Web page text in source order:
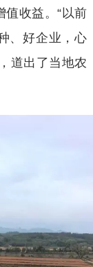
值收益。“以前
、好企业，心
道出了当地农